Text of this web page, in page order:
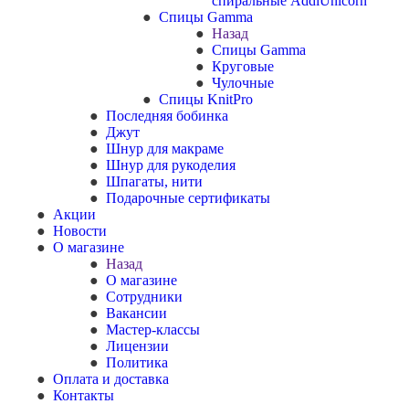
Спицы Gamma
Назад
Спицы Gamma
Круговые
Чулочные
Спицы KnitPro
Последняя бобинка
Джут
Шнур для макраме
Шнур для рукоделия
Шпагаты, нити
Подарочные сертификаты
Акции
Новости
О магазине
Назад
О магазине
Сотрудники
Вакансии
Мастер-классы
Лицензии
Политика
Оплата и доставка
Контакты